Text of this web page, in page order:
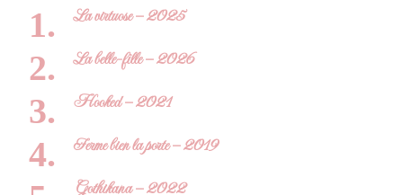
La virtuose – 2025
La belle-fille – 2026
Hooked – 2021
Ferme bien la porte – 2019
Gothikana – 2022